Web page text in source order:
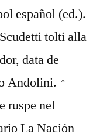
español (ed.).
tolti alla
data de
Andolini. ↑
ruspe nel
La Nación